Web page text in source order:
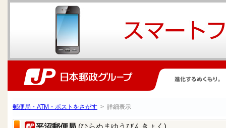
郵便局・ATM・ポストをさがす > 詳細表示
(ひらぬまゆうびんきょく)